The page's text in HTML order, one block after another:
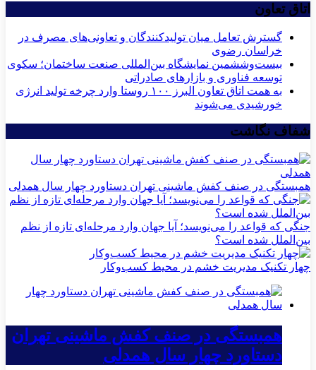
اتاق تعاون
گسترش تعامل میان تولیدکنندگان و تعاونی‌های مصرف در
خراسان رضوی
بیست‌وششمین نمایشگاه بین‌المللی صنعت ساختمان؛ سکوی
توسعه فناوری و بازارهای صادراتی
به همت اتاق تعاون البرز ۱۰۰ روستا وارد چرخه تولید انرژی
خورشیدی می‌شوند
شفاف نگاشت
همبستگی در صنف کفش ماشینی تهران دستاورد چهار سال همدلی
جنگی که قواعد را می‌نویسد؛ آیا جهان وارد مرحله‌ای تازه از نظم
بین‌الملل شده است؟
چهار تکنیک مدیریت خشم در محیط کسب‌وکار
همبستگی در صنف کفش ماشینی تهران
دستاورد چهار سال همدلی